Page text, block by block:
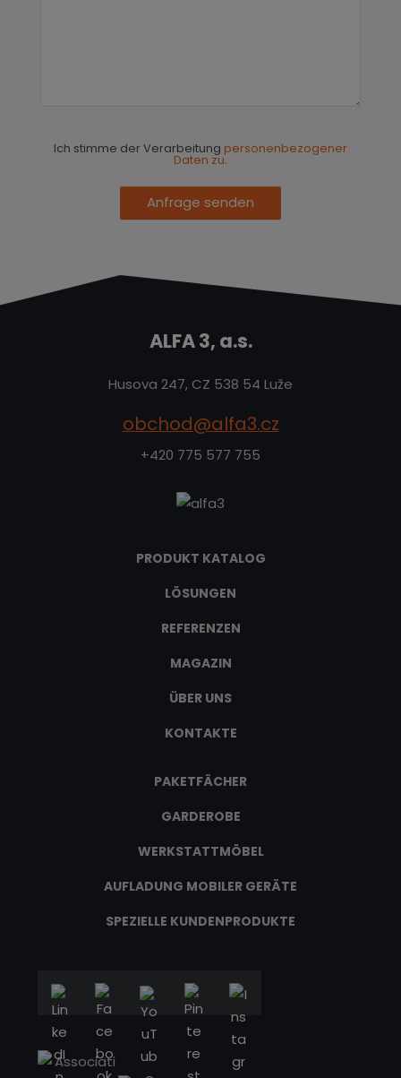
Anfrage senden
Ich stimme der Verarbeitung personenbezogener
Daten zu.
ALFA 3, a.s.
Husova 247, CZ 538 54 Luže
obchod@alfa3.cz
+420 775 577 755
PRODUKT KATALOG
LÖSUNGEN
REFERENZEN
MAGAZIN
ÜBER UNS
KONTAKTE
PAKETFÄCHER
GARDEROBE
WERKSTATTMÖBEL
AUFLADUNG MOBILER GERÄTE
SPEZIELLE KUNDENPRODUKTE